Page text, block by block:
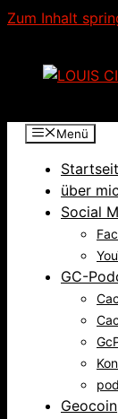
Zum Inhalt
Menü
über
Social
GC-